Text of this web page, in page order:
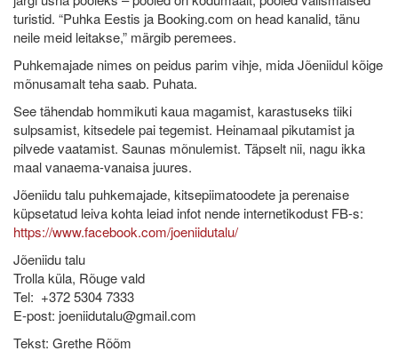
turistid. “Puhka Eestis ja Booking.com on head kanalid, tänu
neile meid leitakse,” märgib peremees.
Puhkemajade nimes on peidus parim vihje, mida Jõeniidul kõige
mõnusamalt teha saab. Puhata.
See tähendab hommikuti kaua magamist, karastuseks tiiki
sulpsamist, kitsedele pai tegemist. Heinamaal pikutamist ja
pilvede vaatamist. Saunas mõnulemist. Täpselt nii, nagu ikka
maal vanaema-vanaisa juures.
Jõeniidu talu puhkemajade, kitsepiimatoodete ja perenaise
küpsetatud leiva kohta leiad infot nende internetikodust FB-s:
https://www.facebook.com/joeniidutalu/
Jõeniidu talu
Trolla küla, Rõuge vald
Tel: +372 5304 7333
E-post: joeniidutalu@gmail.com
Tekst: Grethe Rõõm